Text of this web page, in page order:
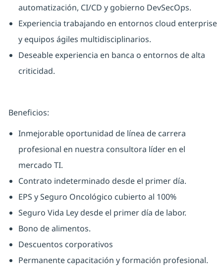
automatización, CI/CD y gobierno DevSecOps.
Experiencia trabajando en entornos cloud enterprise
y equipos ágiles multidisciplinarios.
Deseable experiencia en banca o entornos de alta
criticidad.
Beneficios:
Inmejorable oportunidad de línea de carrera
profesional en nuestra consultora líder en el
mercado TI.
Contrato indeterminado desde el primer día.
EPS y Seguro Oncológico cubierto al 100%
Seguro Vida Ley desde el primer día de labor.
Bono de alimentos.
Descuentos corporativos
Permanente capacitación y formación profesional.